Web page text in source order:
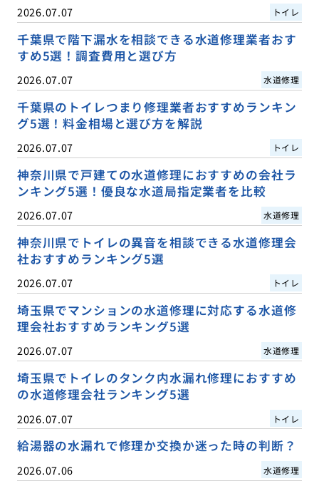
2026.07.07 トイレ
千葉県で階下漏水を相談できる水道修理業者おす
すめ5選！調査費用と選び方
2026.07.07 水道修理
千葉県のトイレつまり修理業者おすすめランキン
グ5選！料金相場と選び方を解説
2026.07.07 トイレ
神奈川県で戸建ての水道修理におすすめの会社ラ
ンキング5選！優良な水道局指定業者を比較
2026.07.07 水道修理
神奈川県でトイレの異音を相談できる水道修理会
社おすすめランキング5選
2026.07.07 トイレ
埼玉県でマンションの水道修理に対応する水道修
理会社おすすめランキング5選
2026.07.07 水道修理
埼玉県でトイレのタンク内水漏れ修理におすすめ
の水道修理会社ランキング5選
2026.07.07 トイレ
給湯器の水漏れで修理か交換か迷った時の判断？
2026.07.06 水道修理